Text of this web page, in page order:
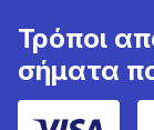
Τρόποι
σήματα